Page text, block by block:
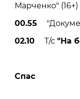
Марченко" (16+)
00.55
02.10 Т/с "На
Спас